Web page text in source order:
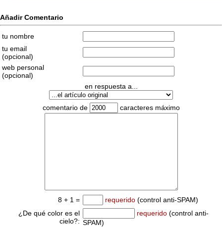
Añadir Comentario
tu nombre
tu email
(opcional)
web personal
(opcional)
en respuesta a...
comentario de caracteres máximo
8 + 1 = requerido (control anti-SPAM)
¿De qué color es el
cielo?:
requerido (control anti-
SPAM)